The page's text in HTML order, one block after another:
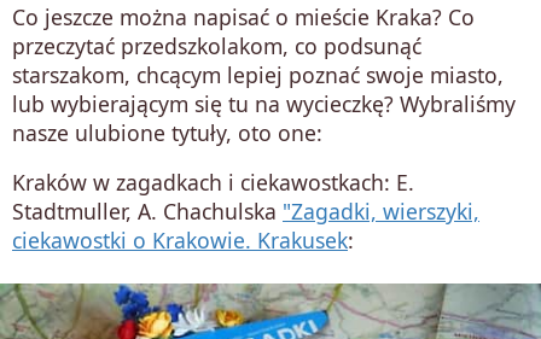
Co jeszcze można napisać o mieście Kraka? Co
przeczytać przedszkolakom, co podsunąć
starszakom, chcącym lepiej poznać swoje miasto,
lub wybierającym się tu na wycieczkę? Wybraliśmy
nasze ulubione tytuły, oto one:
Kraków w zagadkach i ciekawostkach: E.
Stadtmuller, A. Chachulska "Zagadki, wierszyki,
ciekawostki o Krakowie. Krakusek: